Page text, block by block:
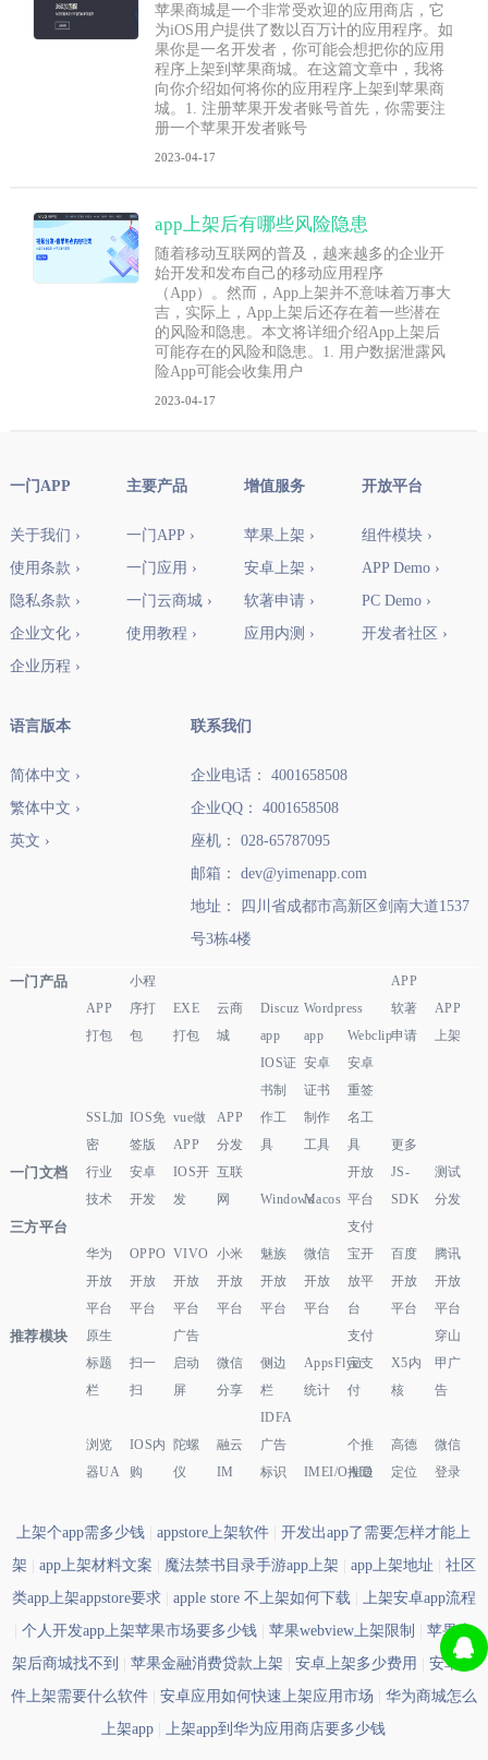
苹果商城是一个非常受欢迎的应用商店，它
为iOS用户提供了数以百万计的应用程序。如
果你是一名开发者，你可能会想把你的应用
程序上架到苹果商城。在这篇文章中，我将
向你介绍如何将你的应用程序上架到苹果商
城。1. 注册苹果开发者账号首先，你需要注
册一个苹果开发者账号
2023-04-17
app上架后有哪些风险隐患
随着移动互联网的普及，越来越多的企业开
始开发和发布自己的移动应用程序
（App）。然而，App上架并不意味着万事大
吉，实际上，App上架后还存在着一些潜在
的风险和隐患。本文将详细介绍App上架后
可能存在的风险和隐患。1. 用户数据泄露风
险App可能会收集用户
2023-04-17
一门APP
关于我们 ›
使用条款 ›
隐私条款 ›
企业文化 ›
企业历程 ›
主要产品
一门APP ›
一门应用 ›
一门云商城 ›
使用教程 ›
增值服务
苹果上架 ›
安卓上架 ›
软著申请 ›
应用内测 ›
开放平台
组件模块 ›
APP Demo ›
PC Demo ›
开发者社区 ›
语言版本
简体中文 ›
繁体中文 ›
英文 ›
联系我们
企业电话： 4001658508
企业QQ： 4001658508
座机： 028-65787095
邮箱： dev@yimenapp.com
地址： 四川省成都市高新区剑南大道1537
号3栋4楼
一门产品
APP
打包
小程
序打
包
EXE
打包
云商
城
Discuz
app
Wordpress
app
Webclip
APP
软著
申请
APP
上架
SSL加
密
IOS免
签版
vue做
APP
APP
分发
IOS证
书制
作工
具
安卓
证书
制作
工具
安卓
重签
名工
具
更多
一门文档
行业
技术
安卓
开发
IOS开
发
互联
网
WindowsMacos
开放
平台
JS-
SDK
测试
分发
三方平台
华为
开放
平台
OPPO
开放
平台
VIVO
开放
平台
小米
开放
平台
魅族
开放
平台
微信
开放
平台
支付
宝开
放平
台
百度
开放
平台
腾讯
开放
平台
推荐模块
原生
标题
栏
扫一
扫
广告
启动
屏
微信
分享
侧边
栏
AppsFlyer
统计
支付
宝支
付
X5内
核
穿山
甲广
告
浏览
器UA
IOS内
购
陀螺
仪
融云
IM
IDFA
广告
标识
IMEI/OAID
个推
推送
高德
定位
微信
登录
上架个app需多少钱 |appstore上架软件 |开发出app了需要怎样才能上
架
app上架材料文案 魔法禁书目录手游app上架 app上架地址
社区
类app上架appstore要求
apple store 不上架如何下载
上架安卓app流程
|个人开发app上架苹果市场要多少钱 |苹果webview上架限制 |苹果上
架后商城找不到
|苹果金融消费贷款上架 |安卓上架多少费用 |安卓软
件上架需要什么软件
安卓应用如何快速上架应用市场
华为商城怎么
上架app
|上架app到华为应用商店要多少钱